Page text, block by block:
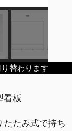
替わります
看板
たみ式で持ち